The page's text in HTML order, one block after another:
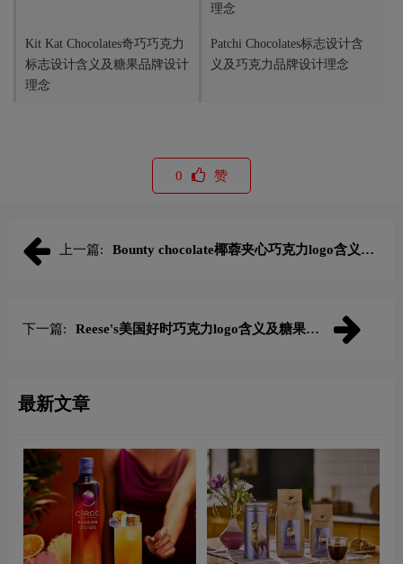
理念
Kit Kat Chocolates奇巧巧克力
标志设计含义及糖果品牌设计
理念
Patchi Chocolates标志设计含
义及巧克力品牌设计理念
0 赞
上一篇:
Bounty chocolate椰蓉夹心巧克力logo含义及
下一篇:
Reese's美国好时巧克力logo含义及糖果品
最新文章